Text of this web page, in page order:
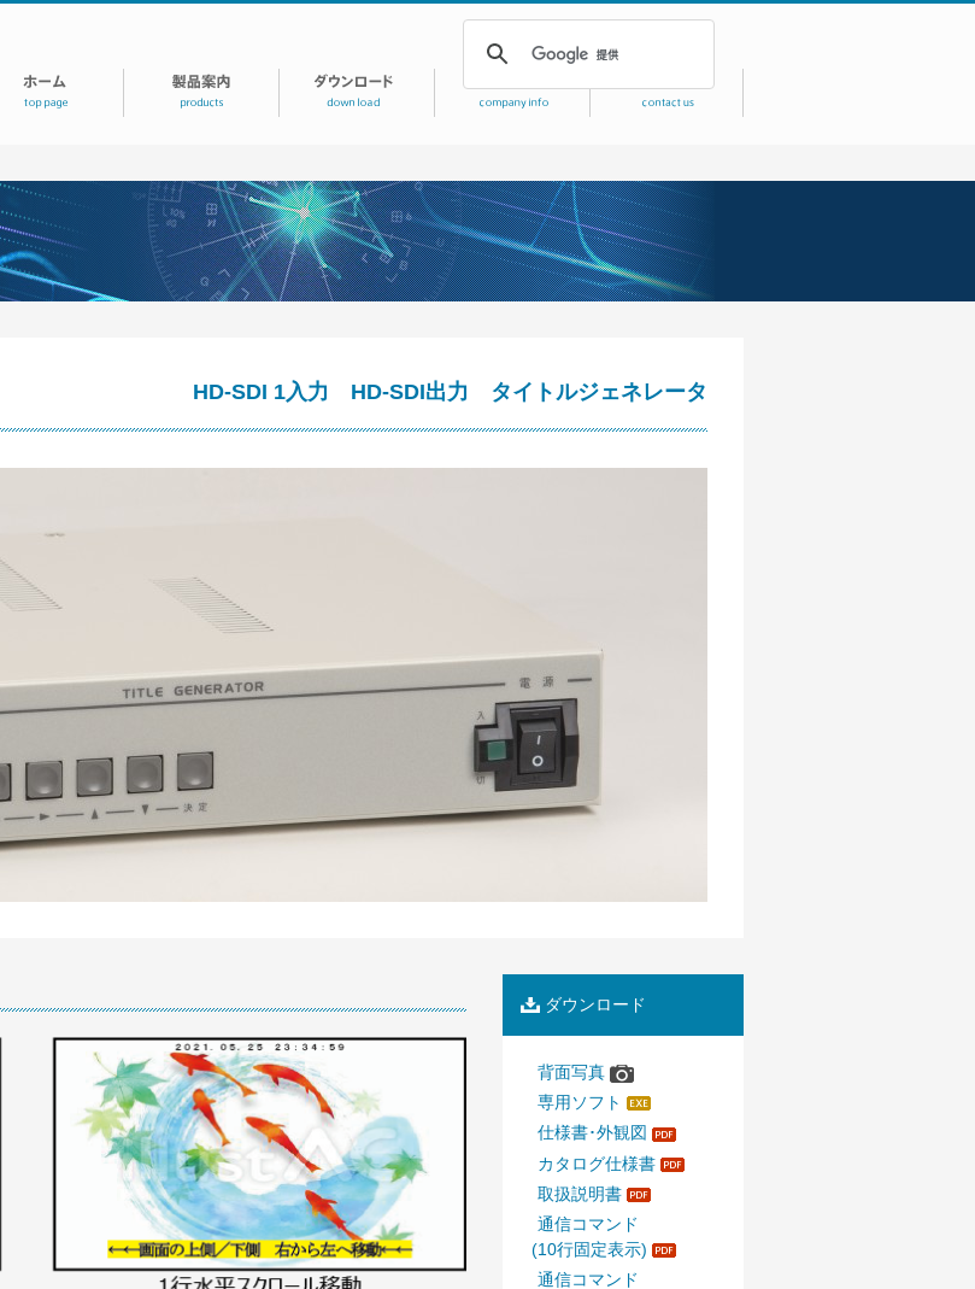
HD-SDI 1入力 HD-SDI出力 タイトルジェネレータ
ダウンロード
背面写真
専用ソフト
仕様書･外観図
カタログ仕様書
取扱説明書
通信コマンド
(10行固定表示)
通信コマンド